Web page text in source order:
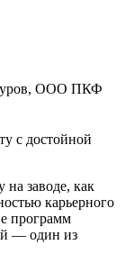
ООО ПКФ
с достойной
заводе, как
карьерного
программ
— один из